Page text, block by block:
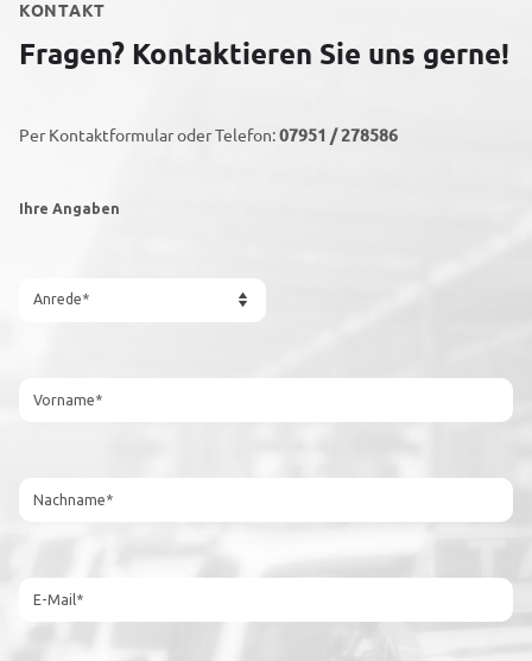
KONTAKT
Fragen? Kontaktieren Sie uns gerne!
Per Kontaktformular oder Telefon:07951 / 278586
Ihre Angaben